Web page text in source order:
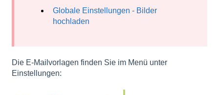
Globale Einstellungen - Bilder
hochladen
Die E-Mailvorlagen finden Sie im Menü unter
Einstellungen: